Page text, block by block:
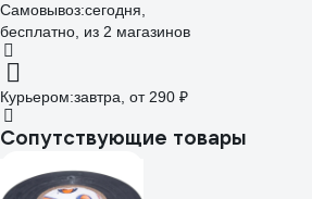
Самовывоз:сегодня,
бесплатно , из 2 магазинов
Курьером:завтра, от 290 ₽
Сопутствующие товары